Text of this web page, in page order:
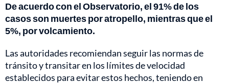
De acuerdo con el Observatorio, el 91% de los
casos son muertes por atropello, mientras que el
5%, por volcamiento.
Las autoridades recomiendan seguir las normas de
tránsito y transitar en los límites de velocidad
establecidos para evitar estos hechos, teniendo en